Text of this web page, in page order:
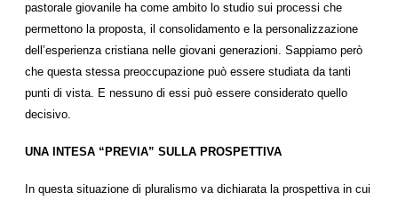
pastorale giovanile ha come ambito lo studio sui processi che
permettono la proposta, il consolidamento e la personalizzazione
dell’esperienza cristiana nelle giovani generazioni. Sappiamo però
che questa stessa preoccupazione può essere studiata da tanti
punti di vista. E nessuno di essi può essere considerato quello
decisivo.
UNA INTESA “PREVIA” SULLA PROSPETTIVA
In questa situazione di pluralismo va dichiarata la prospettiva in cui